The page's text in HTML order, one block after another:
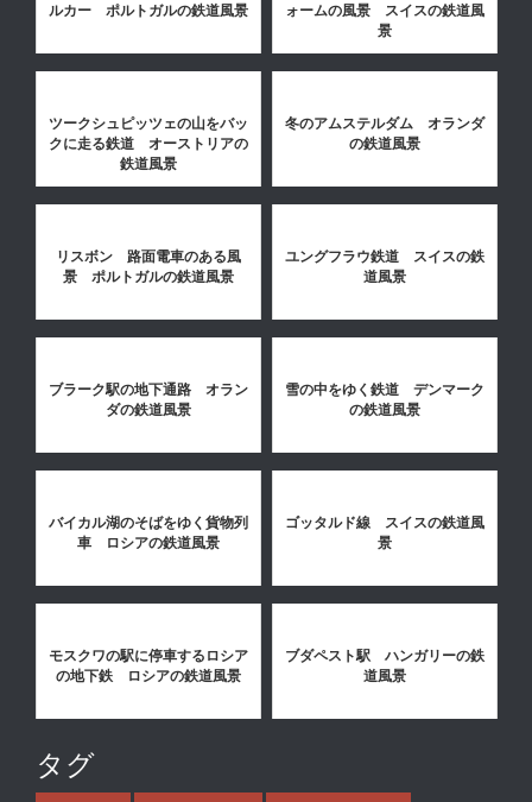
ルカー ポルトガルの鉄道風景
ォームの風景 スイスの鉄道風
景
ツークシュピッツェの山をバッ
クに走る鉄道 オーストリアの
鉄道風景
冬のアムステルダム オランダ
の鉄道風景
リスボン 路面電車のある風
景 ポルトガルの鉄道風景
ユングフラウ鉄道 スイスの鉄
道風景
ブラーク駅の地下通路 オラン
ダの鉄道風景
雪の中をゆく鉄道 デンマーク
の鉄道風景
バイカル湖のそばをゆく貨物列
車 ロシアの鉄道風景
ゴッタルド線 スイスの鉄道風
景
モスクワの駅に停車するロシア
の地下鉄 ロシアの鉄道風景
ブダペスト駅 ハンガリーの鉄
道風景
タグ